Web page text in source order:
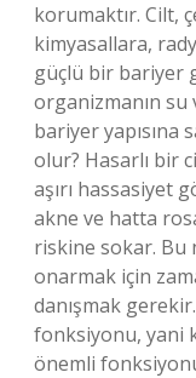
korumaktır. Cilt,
kimyasallara,
güçlü bir bariyer
organizmanın su
bariyer yapısına
olur? Hasarlı bir
aşırı hassasiyet
akne ve hatta
riskine sokar. Bu
onarmak için
danışmak
fonksiyonu, yani
önemli